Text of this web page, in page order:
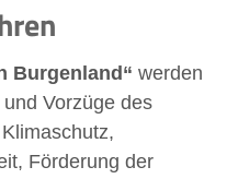
Burgenland“ werden
Vorzüge des
Förderung der